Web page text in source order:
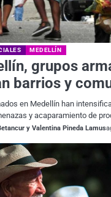
MEDELLÍN
grupos
barrios y
en Medellín han
y acaparamiento de
y Valentina Pineda Lamus